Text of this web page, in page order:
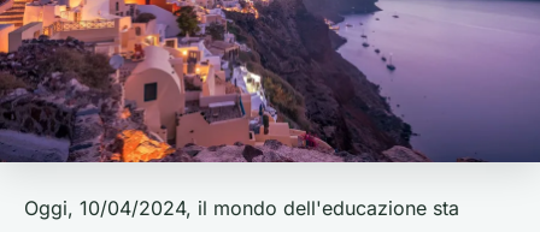
Oggi, 10/04/2024, il mondo dell'educazione sta